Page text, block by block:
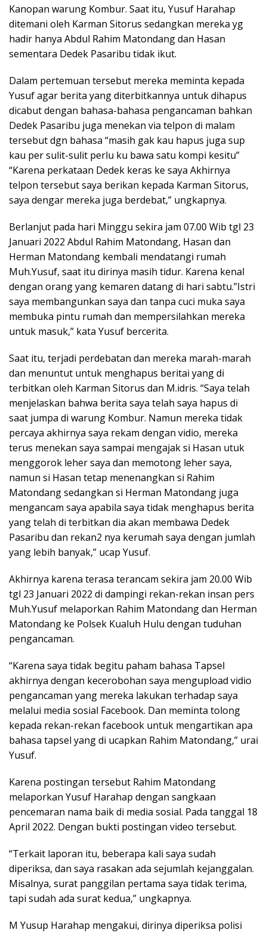
Kanopan warung Kombur. Saat itu, Yusuf Harahap
ditemani oleh Karman Sitorus sedangkan mereka yg
hadir hanya Abdul Rahim Matondang dan Hasan
sementara Dedek Pasaribu tidak ikut.
Dalam pertemuan tersebut mereka meminta kepada
Yusuf agar berita yang diterbitkannya untuk dihapus
dicabut dengan bahasa-bahasa pengancaman bahkan
Dedek Pasaribu juga menekan via telpon di malam
tersebut dgn bahasa “masih gak kau hapus juga sup
kau per sulit-sulit perlu ku bawa satu kompi kesitu”
“Karena perkataan Dedek keras ke saya Akhirnya
telpon tersebut saya berikan kepada Karman Sitorus,
saya dengar mereka juga berdebat,” ungkapnya.
Berlanjut pada hari Minggu sekira jam 07.00 Wib tgl 23
Januari 2022 Abdul Rahim Matondang, Hasan dan
Herman Matondang kembali mendatangi rumah
Muh.Yusuf, saat itu dirinya masih tidur. Karena kenal
dengan orang yang kemaren datang di hari sabtu.”Istri
saya membangunkan saya dan tanpa cuci muka saya
membuka pintu rumah dan mempersilahkan mereka
untuk masuk,” kata Yusuf bercerita.
Saat itu, terjadi perdebatan dan mereka marah-marah
dan menuntut untuk menghapus beritai yang di
terbitkan oleh Karman Sitorus dan M.idris. “Saya telah
menjelaskan bahwa berita saya telah saya hapus di
saat jumpa di warung Kombur. Namun mereka tidak
percaya akhirnya saya rekam dengan vidio, mereka
terus menekan saya sampai mengajak si Hasan utuk
menggorok leher saya dan memotong leher saya,
namun si Hasan tetap menenangkan si Rahim
Matondang sedangkan si Herman Matondang juga
mengancam saya apabila saya tidak menghapus berita
yang telah di terbitkan dia akan membawa Dedek
Pasaribu dan rekan2 nya kerumah saya dengan jumlah
yang lebih banyak,” ucap Yusuf.
Akhirnya karena terasa terancam sekira jam 20.00 Wib
tgl 23 Januari 2022 di dampingi rekan-rekan insan pers
Muh.Yusuf melaporkan Rahim Matondang dan Herman
Matondang ke Polsek Kualuh Hulu dengan tuduhan
pengancaman.
“Karena saya tidak begitu paham bahasa Tapsel
akhirnya dengan kecerobohan saya mengupload vidio
pengancaman yang mereka lakukan terhadap saya
melalui media sosial Facebook. Dan meminta tolong
kepada rekan-rekan facebook untuk mengartikan apa
bahasa tapsel yang di ucapkan Rahim Matondang,” urai
Yusuf.
Karena postingan tersebut Rahim Matondang
melaporkan Yusuf Harahap dengan sangkaan
pencemaran nama baik di media sosial. Pada tanggal 18
April 2022. Dengan bukti postingan video tersebut.
“Terkait laporan itu, beberapa kali saya sudah
diperiksa, dan saya rasakan ada sejumlah kejanggalan.
Misalnya, surat panggilan pertama saya tidak terima,
tapi sudah ada surat kedua,” ungkapnya.
M Yusup Harahap mengakui, dirinya diperiksa polisi